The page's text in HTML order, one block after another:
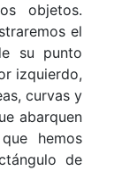
objetos.
el
su punto
izquierdo,
curvas y
abarquen
hemos
de